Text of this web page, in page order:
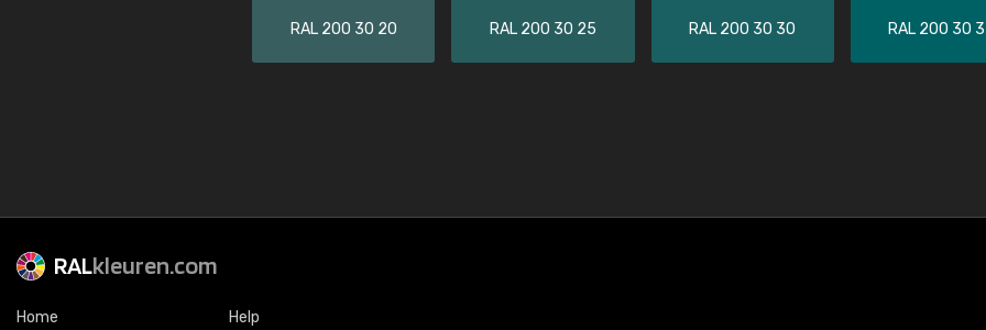
RAL 200 30 20 RAL 200 30 25 RAL 200 30 30 RAL 200 30
RALkleuren.com
Home Help